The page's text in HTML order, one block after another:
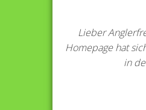
Lieber
Homepage hat
in